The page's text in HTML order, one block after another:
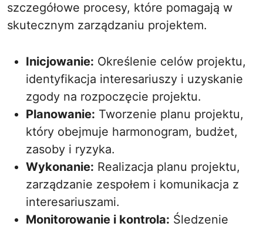
szczegółowe procesy, które pomagają w
skutecznym zarządzaniu projektem.
Inicjowanie: Określenie celów projektu,
identyfikacja interesariuszy i uzyskanie
zgody na rozpoczęcie projektu.
Planowanie: Tworzenie planu projektu,
który obejmuje harmonogram, budżet,
zasoby i ryzyka.
Wykonanie: Realizacja planu projektu,
zarządzanie zespołem i komunikacja z
interesariuszami.
Monitorowanie i kontrola: Śledzenie